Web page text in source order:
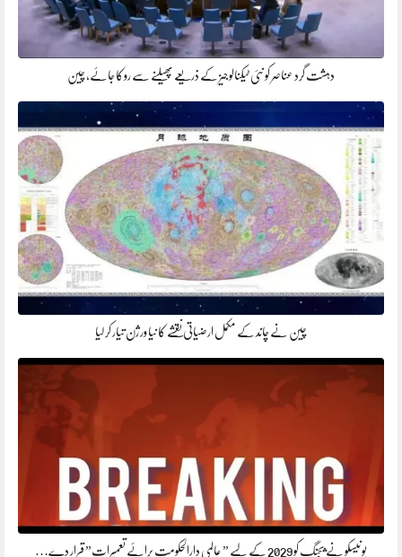
دہشت گرد عناصر کو نئی ٹیکنالوجیز کے ذریعے پھیلنے سے روکا جائے، چین
چین نے چاند کے مکمل ارضیاتی نقشے کا نیا ورژن تیار کر لیا
یونیسکو نے بیجنگ کو 2029 کے لیے ” عالمی دارالحکومت برائے تعمیرات” قرار دے…